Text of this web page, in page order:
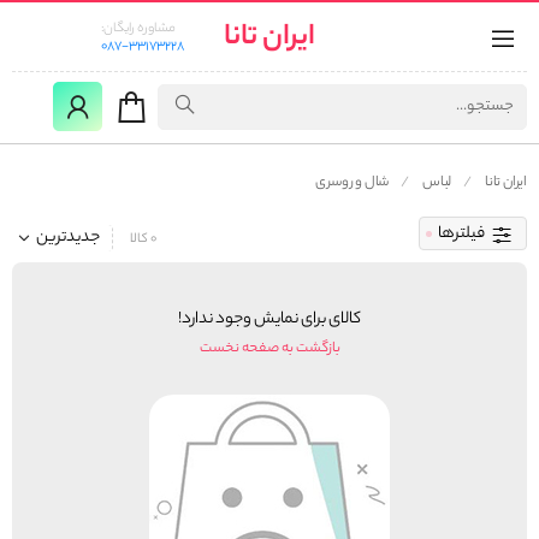
ایران تانا
مشاوره رایگان:
087-33173228
ایران تانا لباس شال و روسری
فیلترها جدیدترین 0 کالا
کالای برای نمایش وجود ندارد!
بازگشت به صفحه نخست